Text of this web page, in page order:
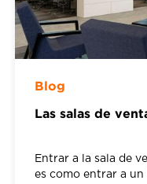
Blog
Las salas de
Entrar a la sala de
es como entrar a un